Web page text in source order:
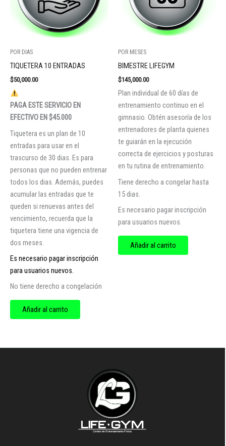
POR DIAS
TIQUETERA 10 ENTRADAS
$50,000.00
PAGA ESTE SERVICIO EN
EFECTIVO EN $45.000
Tiquetera es un plan de 10
entradas para usar en el
trascurso de 30 dias. Es para
personas que no pueden entrenar
todos los dias. Además, puedes
acumular las entradas que te
queden si renuevas antes del
vencimiento, recuerda que la
tiquetera tiene una vigencia de
dos meses.
Es necesario pagar inscripción
para usuarios nuevos.
No tiene derecho a congelación
Añadir al carrito
POR MESES
BIMESTRE LIFEGYM
$145,000.00
Plan individual de 60 días de
entrenamiento continuo en el
gimnasio. Obtén asesoría de los
entrenadores de planta quienes
te guiarán en la ejecución
correcta de ejercicios y posturas
en tu rutina de entrenamiento.
Tiene derecho a congelar hasta
15 dias.
Es necesario pagar inscripción
para usuarios nuevos.
Añadir al carrito